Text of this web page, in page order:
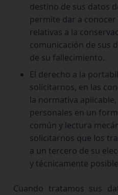
destino de sus datos
permite dar a
relativas a la
comunicación de sus
de su fallecimiento.
El derecho a la
solicitarnos, en las
la normativa
personales en un
común y lectura
solicitarnos que los
a un tercero de su
y técnicamente
Cuando tratamos sus